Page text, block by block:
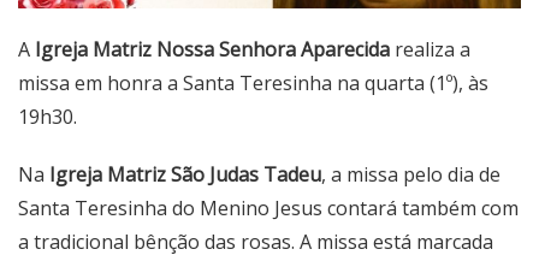
A Igreja Matriz Nossa Senhora Aparecida realiza a
missa em honra a Santa Teresinha na quarta (1º), às
19h30.
Na Igreja Matriz São Judas Tadeu, a missa pelo dia de
Santa Teresinha do Menino Jesus contará também com
a tradicional bênção das rosas. A missa está marcada